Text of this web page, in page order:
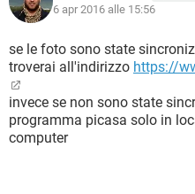
6 apr 2016 alle 15:56
se le foto sono state
troverai all'indirizzo https://
invece se non sono state
programma picasa solo in
computer